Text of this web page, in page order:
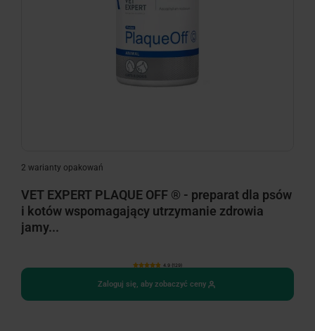
2 warianty opakowań
VET EXPERT PLAQUE OFF ® - preparat dla psów
i kotów wspomagający utrzymanie zdrowia
jamy...
4.9 (129)
Zaloguj się, aby zobaczyć ceny